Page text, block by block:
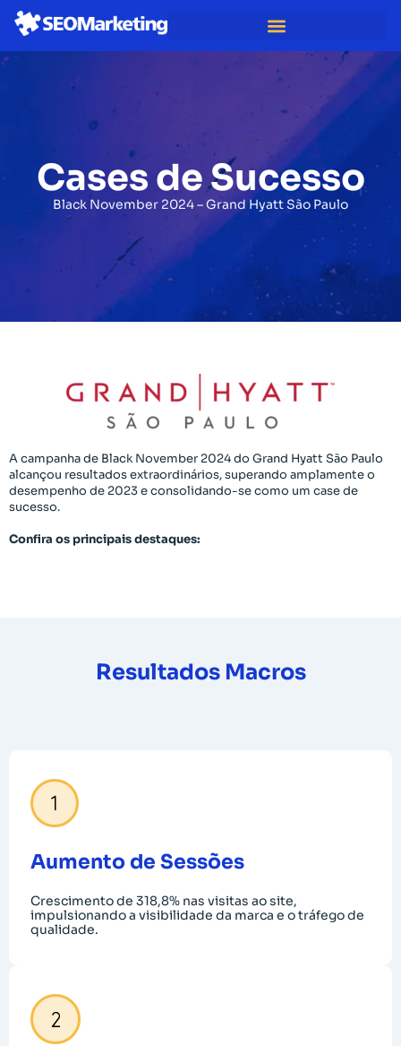
Cases de Sucesso
Black November 2024 – Grand Hyatt São Paulo
A campanha de Black November 2024 do Grand Hyatt São Paulo
alcançou resultados extraordinários, superando amplamente o
desempenho de 2023 e consolidando-se como um case de
sucesso.
Confira os principais destaques:
​​Resultados Macros
Aumento de Sessões
Crescimento de 318,8% nas visitas ao site,
impulsionando a visibilidade da marca e o tráfego de
qualidade.